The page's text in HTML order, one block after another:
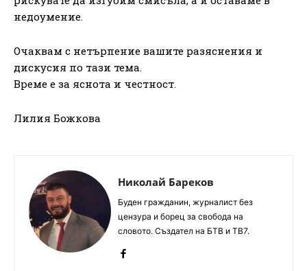
недоумение.
Очаквам с нетърпение вашите разяснения и
дискусия по тази тема.
Време е за яснота и честност.
Лилия Божкова
Николай Бареков
Буден гражданин, журналист без
цензура и борец за свобода на
словото. Създател на БТВ и ТВ7.